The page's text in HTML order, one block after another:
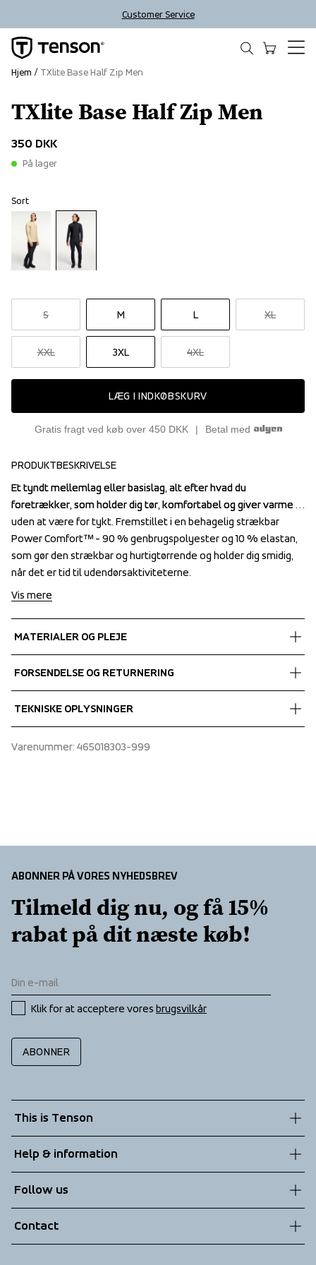
Customer Service
TXlite Base Half Zip Men
350 DKK
På lager
Sort
S M L XL
XXL 3XL 4XL
LÆG I INDKØBSKURV
Gratis fragt ved køb over 450 DKK Betal med
Hjem TXlite Base Half Zip Men
PRODUKTBESKRIVELSE
Et tyndt mellemlag eller basislag, alt efter hvad du
foretrækker, som holder dig tør, komfortabel og giver varme
uden at være for tykt. Fremstillet i en behagelig strækbar
Power Comfort™ - 90 % genbrugspolyester og 10 % elastan,
som gør den strækbar og hurtigtørrende og holder dig smidig,
når det er tid til udendørsaktiviteterne.
Et tyndt mellemlag eller basislag, alt efter hvad du
foretrækker, som holder dig tør, komfortabel og giver varme
uden at være for tykt. Fremstillet i en behagelig strækbar
Power Comfort™ - 90 % genbrugspolyester og 10 % elastan,
som gør den strækbar og hurtigtørrende og holder dig smidig,
når det er tid til udendørsaktiviteterne.
Vis mere
MATERIALER OG PLEJE
Shell fabric 1
Stretch
Quick dry
90% Recycled Polyester, 10% Spandex
FORSENDELSE OG RETURNERING
over 450 DKK.
TEKNISKE OPLYSNINGER
chinguard
Varenummer: 465018303-999
ABONNER PÅ VORES NYHEDSBREV
Tilmeld dig nu, og få 15%
rabat på dit næste køb!
Klik for at acceptere vores brugsvilkår
ABONNER
This is Tenson
Sustainability
Technologies
Help & information
Terms & Conditions
Returns
Follow us
Contact